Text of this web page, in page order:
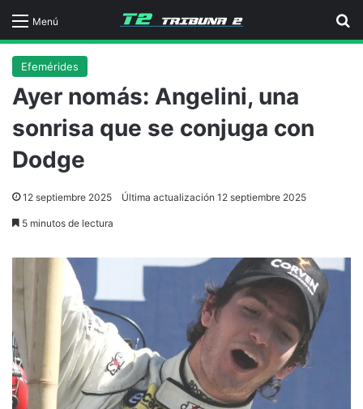
Menú
Efemérides
Ayer nomás: Angelini, una
sonrisa que se conjuga con
Dodge
12 septiembre 2025 Última actualización 12 septiembre 2025
5 minutos de lectura